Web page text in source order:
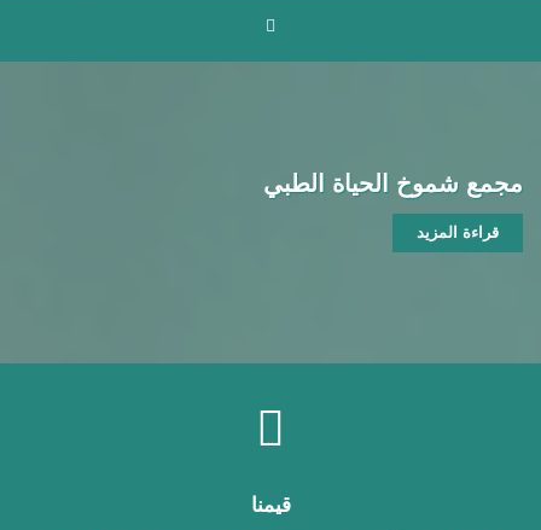
مجمع شموخ الحياة الطبي
قراءة المزيد
قيمنا